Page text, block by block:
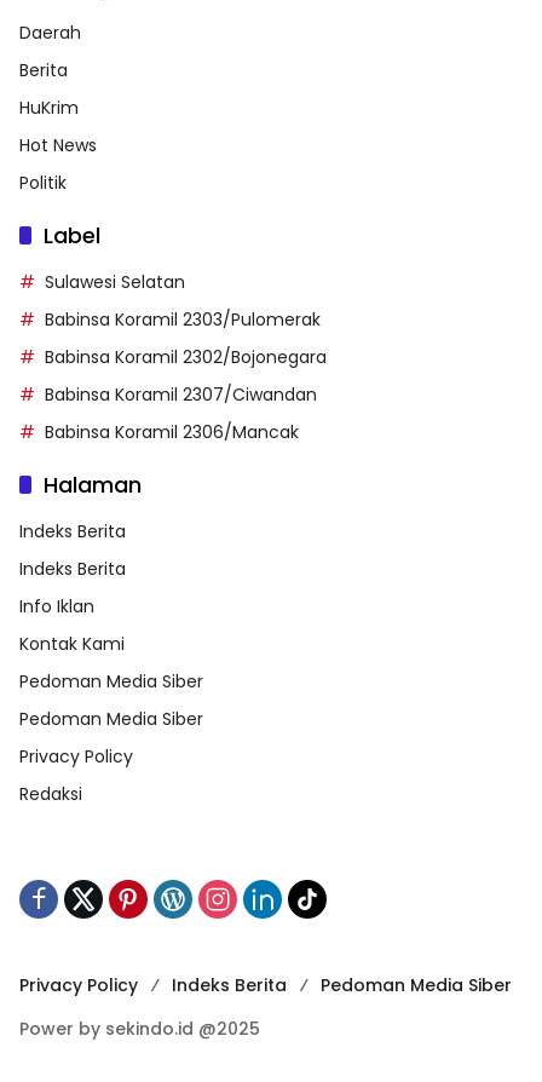
Daerah
Berita
HuKrim
Hot News
Politik
Label
Sulawesi Selatan
Babinsa Koramil 2303/Pulomerak
Babinsa Koramil 2302/Bojonegara
Babinsa Koramil 2307/Ciwandan
Babinsa Koramil 2306/Mancak
Halaman
Indeks Berita
Indeks Berita
Info Iklan
Kontak Kami
Pedoman Media Siber
Pedoman Media Siber
Privacy Policy
Redaksi
Privacy Policy Indeks Berita
Pedoman Media Siber
Power by sekindo.id @2025